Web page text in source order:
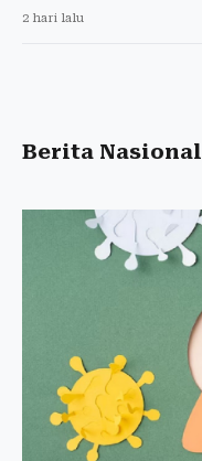
2 hari lalu
Berita Nasional